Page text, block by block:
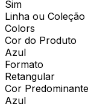
Sim
Linha ou Coleção
Colors
Cor do Produto
Azul
Formato
Retangular
Cor Predominante
Azul